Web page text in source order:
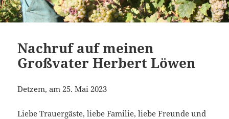
Nachruf auf meinen
Großvater Herbert Löwen
Detzem, am 25. Mai 2023
Liebe Trauergäste, liebe Familie, liebe Freunde und